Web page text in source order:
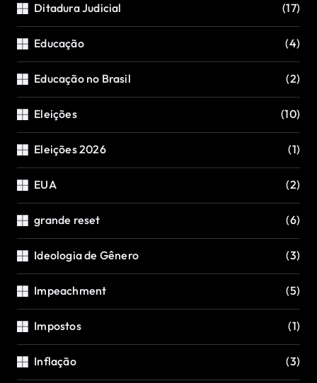
Ditadura Judicial (17)
Educação (4)
Educação no Brasil (2)
Eleições (10)
Eleições 2026 (1)
EUA (2)
grande reset (6)
Ideologia de Gênero (3)
Impeachment (5)
Impostos (1)
Inflação (3)